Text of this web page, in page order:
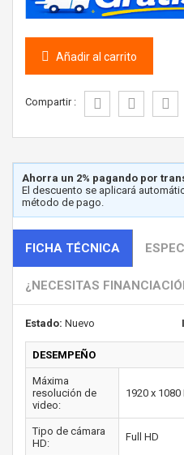
Añadir al carrito
Compartir :
Ahorra un 2% pagando por
El descuento se aplicará
método de pago.
FICHA TÉCNICA
¿NECESITAS
Estado: Nuevo
DESEMPEÑO
Máxima
resolución de
video:
1920 x 1080
Tipo de cámara
HD:
Full HD